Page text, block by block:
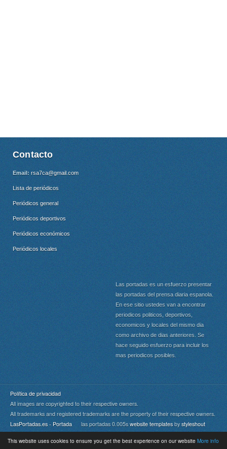
This website uses cookies to ensure you get the best experience on our website More info
Contacto
Email: rsa7ca@gmail.com
Lista de periódicos
Periódicos general
Periódicos deportivos
Periódicos económicos
Periódicos locales
Las portadas es un esfuerzo presentar
las portadas del prensa diaria espanola.
En ese sitio ustedes van a encontrar
periodicos politicos, deportivos,
economicos y locales del mismo dia
como archivo de dias anteriores. Se
hace seguido esfuerzo para incluir los
mas periodicos posibles.
Política de privacidad
All images are copyrighted to their respective owners.
All trademarks and registered trademarks are the property of their respective owners.
LasPortadas.es - Portada las portadas 0.005swebsite templates by styleshout